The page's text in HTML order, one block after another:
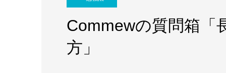
Commewの質問箱「
方」